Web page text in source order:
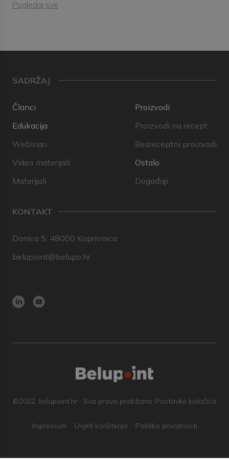
Pogledaj sve
SADRŽAJ
Članci
Edukacija
Webinari
Video materijali
Materijali
Proizvodi
Proizvodi na recept
Bezreceptni proizvodi
Ostalo
Događaji
KONTAKT
Danica 5, 48000 Koprivnica
belupoint@belupo.hr
©2022. belupoint.hr · Sva prava pridržana ·Postavke kolačića
Impressum Uvjeti korištenja Politika privatnosti